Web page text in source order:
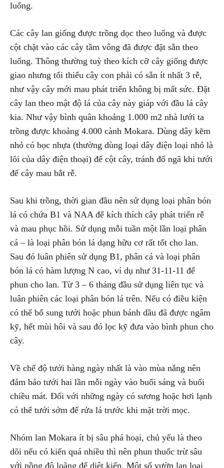
luống.
Các cây lan giống được trồng dọc theo luống và được
cột chặt vào các cây tầm vông đã được đặt sẵn theo
luống. Thông thường tuỳ theo kích cỡ cây giống được
giao nhưng tối thiểu cây con phải có sẵn ít nhất 3 rễ,
như vậy cây mới mau phát triển không bị mất sức. Đặt
cây lan theo mật độ lá của cây này giáp với đầu lá cây
kia. Như vậy bình quân khoảng 1.000 m2 nhà lưới ta
trồng được khoảng 4.000 cành Mokara. Dùng dây kẽm
nhỏ có bọc nhựa (thường dùng loại dây điện loại nhỏ là
lõi của dây điện thoại) để cột cây, tránh đổ ngã khi tưới
để cây mau bắt rễ.
Sau khi trồng, thời gian đầu nên sử dụng loại phân bón
lá có chứa B1 và NAA để kích thích cây phát triển rễ
và mau phục hồi. Sử dụng mỗi tuần một lần loại phân
cá – là loại phân bón lá dạng hữu cơ rất tốt cho lan.
Sau đó luân phiên sử dụng B1, phân cá và loại phân
bón lá có hàm lượng N cao, ví dụ như 31-11-11 để
phun cho lan. Từ 3 – 6 tháng đầu sử dụng liên tục và
luân phiên các loại phân bón lá trên. Nếu có điều kiện
có thể bổ sung tưới hoặc phun bánh dầu đã được ngâm
kỹ, hết mùi hôi và sau đó lọc kỹ đưa vào bình phun cho
cây.
Về chế độ tưới hàng ngày nhất là vào mùa nắng nên
đảm bảo tưới hai lần mỗi ngày vào buổi sáng và buổi
chiều mát. Đối với những ngày có sương hoặc hơi lạnh
có thể tưới sớm để rửa lá trước khi mặt trời mọc.
Nhóm lan Mokara ít bị sâu phá hoại, chủ yếu là theo
dõi nếu có kiến quá nhiều thì nên phun thuốc trừ sâu
với nồng độ loãng để diệt kiến. Một số vườn lan loại